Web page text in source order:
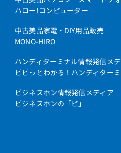
ハロー!コンピューター
中古美品家電・DIY用品販売
MONO-HIRO
ハンディターミナル情報発信メ
ピピっとわかる！ハンディター
ビジネスホン情報発信メディア
ビジネスホンの「ビ」